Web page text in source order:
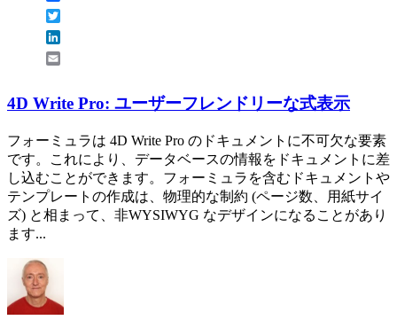
4D Write Pro: ユーザーフレンドリーな式表示
フォーミュラは 4D Write Pro のドキュメントに不可欠な要素
です。これにより、データベースの情報をドキュメントに差
し込むことができます。フォーミュラを含むドキュメントや
テンプレートの作成は、物理的な制約 (ページ数、用紙サイ
ズ) と相まって、非WYSIWYG なデザインになることがあり
ます...